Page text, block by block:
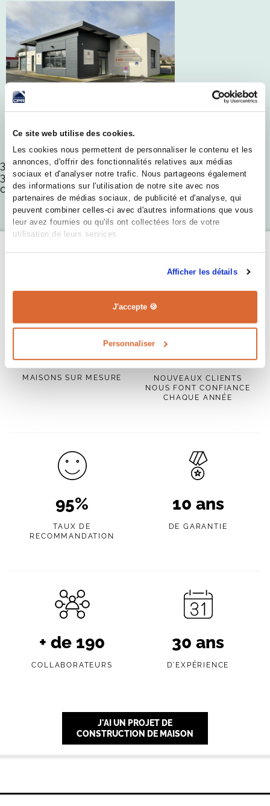
Ce site web utilise des cookies.
Les cookies nous permettent de personnaliser le contenu et les
annonces, d'offrir des fonctionnalités relatives aux médias
sociaux et d'analyser notre trafic. Nous partageons également
des informations sur l'utilisation de notre site avec nos
partenaires de médias sociaux, de publicité et d'analyse, qui
peuvent combiner celles-ci avec d'autres informations que vous
leur avez fournies ou qu'ils ont collectées lors de votre
utilisation de leurs services.
Afficher les détails
J'accepte 🍪
Personnaliser
AGENCE DE
CHÂTEAUROUX
388 Av. de La Châtre
36000 Châteauroux
02 42 80 00 99
POURQUOIFAIRE CONFIANCE
À MAISONS CPR
+ de2500
MAISONS SUR MESURE
+350
NOUVEAUX CLIENTS
NOUS FONT CONFIANCE
CHAQUE ANNÉE
95%
TAUX DE
RECOMMANDATION
10 ans
DE GARANTIE
+ de 190
COLLABORATEURS
30 ans
D'EXPÉRIENCE
J'AI UN PROJET DE
CONSTRUCTION DE MAISON